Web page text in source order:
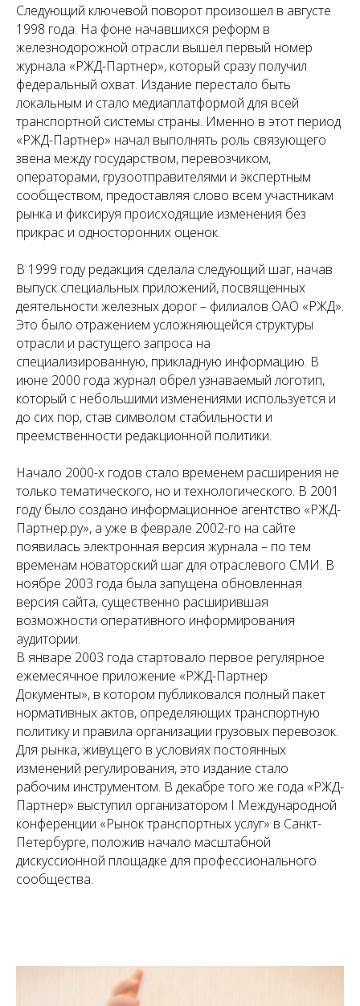
Следующий ключевой поворот произошел в августе
1998 года. На фоне начавшихся реформ в
железнодорожной отрасли вышел первый номер
журнала «РЖД-Партнер», который сразу получил
федеральный охват. Издание перестало быть
локальным и стало медиаплатформой для всей
транспортной системы страны. Именно в этот период
«РЖД-Партнер» начал выполнять роль связующего
звена между государством, перевозчиком,
операторами, грузоотправителями и экспертным
сообществом, предоставляя слово всем участникам
рынка и фиксируя происходящие изменения без
прикрас и односторонних оценок.
В 1999 году редакция сделала следующий шаг, начав
выпуск специальных приложений, посвященных
деятельности железных дорог – филиалов ОАО «РЖД».
Это было отражением усложняющейся структуры
отрасли и растущего запроса на
специализированную, прикладную информацию. В
июне 2000 года журнал обрел узнаваемый логотип,
который с небольшими изменениями используется и
до сих пор, став символом стабильности и
преемственности редакционной политики.
Начало 2000-х годов стало временем расширения не
только тематического, но и технологического. В 2001
году было создано информационное агентство «РЖД-
Партнер.ру», а уже в феврале 2002-го на сайте
появилась электронная версия журнала – по тем
временам новаторский шаг для отраслевого СМИ. В
ноябре 2003 года была запущена обновленная
версия сайта, существенно расширившая
возможности оперативного информирования
аудитории.
В январе 2003 года стартовало первое регулярное
ежемесячное приложение «РЖД-Партнер
Документы», в котором публиковался полный пакет
нормативных актов, определяющих транспортную
политику и правила организации грузовых перевозок.
Для рынка, живущего в условиях постоянных
изменений регулирования, это издание стало
рабочим инструментом. В декабре того же года «РЖД-
Партнер» выступил организатором I Международной
конференции «Рынок транспортных услуг» в Санкт-
Петербурге, положив начало масштабной
дискуссионной площадке для профессионального
сообщества.